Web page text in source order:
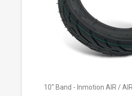
10" Band - Inmotion AIR /